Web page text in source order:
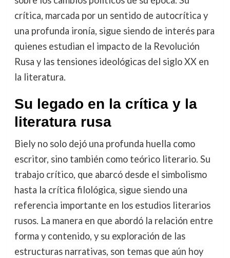
crítica, marcada por un sentido de autocrítica y
una profunda ironía, sigue siendo de interés para
quienes estudian el impacto de la Revolución
Rusa y las tensiones ideológicas del siglo XX en
la literatura.
Su legado en la crítica y la
literatura rusa
Biely no solo dejó una profunda huella como
escritor, sino también como teórico literario. Su
trabajo crítico, que abarcó desde el simbolismo
hasta la crítica filológica, sigue siendo una
referencia importante en los estudios literarios
rusos. La manera en que abordó la relación entre
forma y contenido, y su exploración de las
estructuras narrativas, son temas que aún hoy